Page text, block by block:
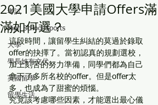
考試
High School Sports
大學
學長姊有交代
英國留學
留學生活
2021美國大學申請Offers滿
滿如何選？
這段時間，讓留學生糾結的莫過於錄取
offer的抉擇了。當初認真的規劃選校，
加上刻苦的努力準備，同學們都為自己
拿下了多所名校的offer。但是offer太
多，也成為了甜蜜的煩惱。
究竟該考慮哪些因素，才能選出最心儀